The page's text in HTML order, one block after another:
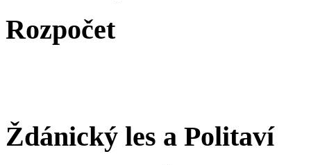
Rozpočet
Ždánický les a Politaví